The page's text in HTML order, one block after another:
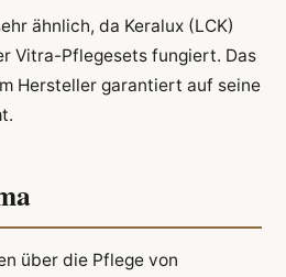
ähnlich, da Keralux (LCK)
Vitra-Pflegesets fungiert. Das
Hersteller garantiert auf seine
über die Pflege von